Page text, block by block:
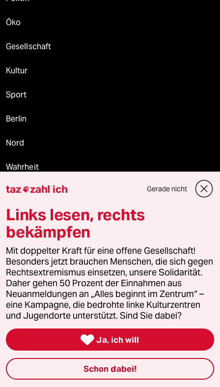
Öko
Gesellschaft
Kultur
Sport
Berlin
Nord
Wahrheit
Themen
Katzen
USA unter Trump
Hitze
Niedrigwasser
Landtagswahl in Sachsen-Anhalt
Ceuta
taz zahl ich Gerade nicht
Links lesen, rechts
bekämpfen
Mit doppelter Kraft für eine offene Gesellschaft!
Besonders jetzt brauchen Menschen, die sich gegen
Rechtsextremismus einsetzen, unsere Solidarität.
Daher gehen 50 Prozent der Einnahmen aus
Neuanmeldungen an „Alles beginnt im Zentrum“ –
eine Kampagne, die bedrohte linke Kulturzentren
und Jugendorte unterstützt. Sind Sie dabei?
 Ja, ich will
Schon dabei!